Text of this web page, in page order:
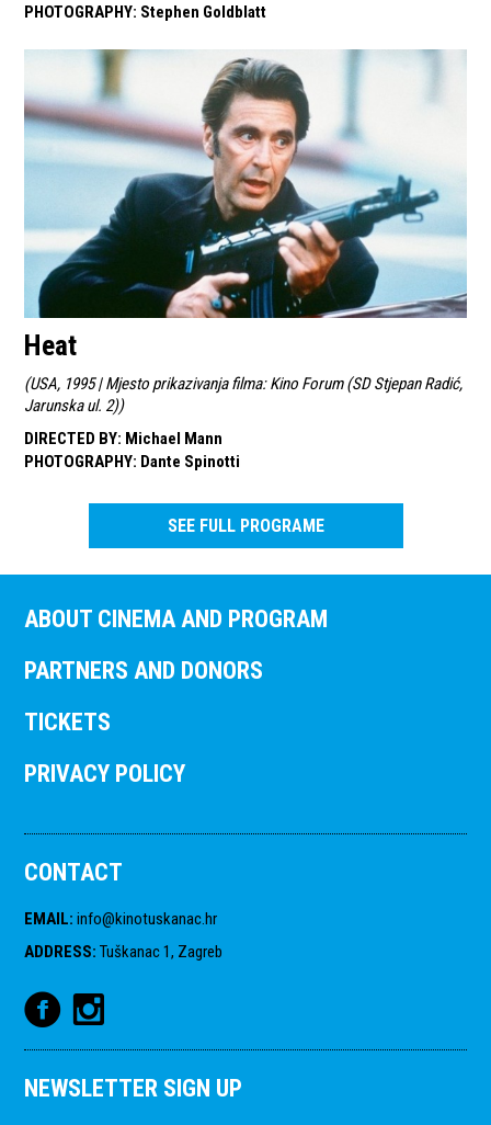
PHOTOGRAPHY: Stephen Goldblatt
Heat
(USA, 1995 | Mjesto prikazivanja filma: Kino Forum (SD Stjepan Radić,
Jarunska ul. 2))
DIRECTED BY: Michael Mann
PHOTOGRAPHY: Dante Spinotti
SEE FULL PROGRAME
ABOUT CINEMA AND PROGRAM
PARTNERS AND DONORS
TICKETS
PRIVACY POLICY
CONTACT
EMAIL: info@kinotuskanac.hr
ADDRESS: Tuškanac 1, Zagreb
NEWSLETTER SIGN UP